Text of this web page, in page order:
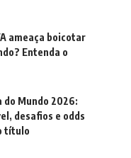
ameaça boicotar
Entenda o
do Mundo 2026:
desafios e odds
título